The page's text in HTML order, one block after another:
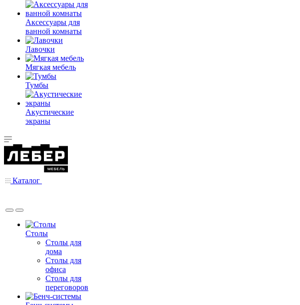
Аксессуары для
ванной комнаты
Лавочки
Мягкая мебель
Тумбы
Акустические
экраны
Каталог
Столы
Столы для
дома
Столы для
офиса
Столы для
переговоров